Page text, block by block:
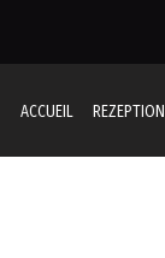
ACCUEIL REZEPTION